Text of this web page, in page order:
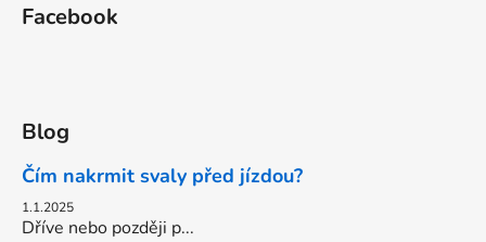
Facebook
Blog
Čím nakrmit svaly před jízdou?
1.1.2025
Dříve nebo později p...